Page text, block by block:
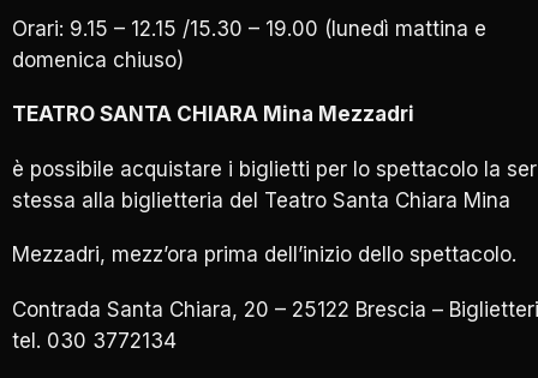
Orari: 9.15 – 12.15 /15.30 – 19.00 (lunedì mattina e
domenica chiuso)
TEATRO SANTA CHIARA Mina Mezzadri
è possibile acquistare i biglietti per lo spettacolo la
stessa alla biglietteria del Teatro Santa Chiara Mina
Mezzadri, mezz’ora prima dell’inizio dello spettacolo.
Contrada Santa Chiara, 20 – 25122 Brescia –
tel. 030 3772134